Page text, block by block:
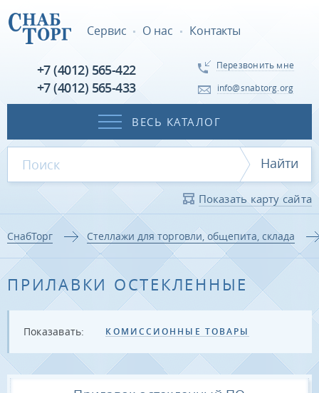
Сервис О нас Контакты
+7 (4012) 565-422
+7 (4012) 565-433
Перезвонить мне
info@snabtorg.org
ВЕСЬ КАТАЛОГ
Найти
Показать карту сайта
СнабТорг Стеллажи для торговли, общепита, склада
ПРИЛАВКИ ОСТЕКЛЕННЫЕ
Показавать: КОМИССИОННЫЕ ТОВАРЫ